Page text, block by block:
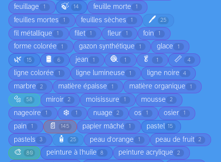
feuillage 1 🍃 14 feuille morte 1
feuilles mortes 1 feuilles sèches 1 🖊️ 25
fil métallique 1 filet 1 fleur 1 foin 1
forme colorée 1 gazon synthétique 1 glace 1
🌿 15 🛢️ 6 jean 1 🧶 1 🥬 1 📏 4
ligne colorée 1 ligne lumineuse 1 ligne noire 4
marbre 2 matière épaisse 1 matière organique 1
🔩 58 miroir 2 moisissure 1 mousse 2
nageoire 1 ❄️ 1 nuage 2 os 1 osier 1
pain 1 📄 145 papier mâché 1 pastel 15
pastels 3 🧴 25 peau d'orange 1 peau de fruit 2
🎨 80 peinture à l'huile 8 peinture acrylique 2